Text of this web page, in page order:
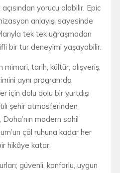
yorucu olabilir. Epic
anlayışı sayesinde
tek tek uğraşmadan
bir tur deneyimi yaşayabilir.
tarih, kültür, alışveriş,
aynı programda
için dolu dolu bir yurtdışı
şehir atmosferinden
modern sahil
çöl ruhuna kadar her
hikâye katar.
güvenli, konforlu, uygun